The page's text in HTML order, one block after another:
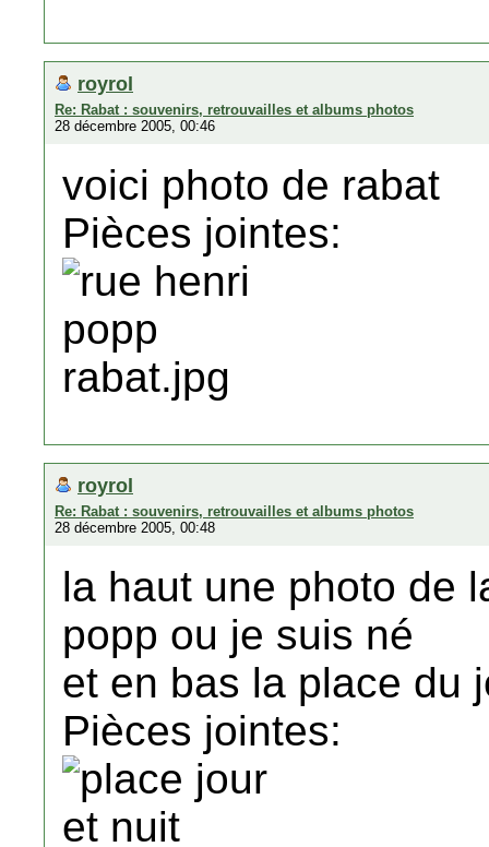
royrol
Re: Rabat : souvenirs, retrouvailles et albums photos
28 décembre 2005, 00:46
voici photo de rabat
Pièces jointes:
royrol
Re: Rabat : souvenirs, retrouvailles et albums photos
28 décembre 2005, 00:48
la haut une photo de
popp ou je suis né
et en bas la place du
Pièces jointes: